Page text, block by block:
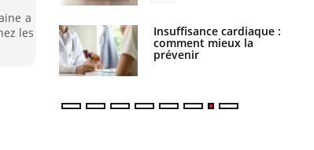
a
les: Autisme : pourquoi le
cerveau reconnaît-il les
visages autrement ?